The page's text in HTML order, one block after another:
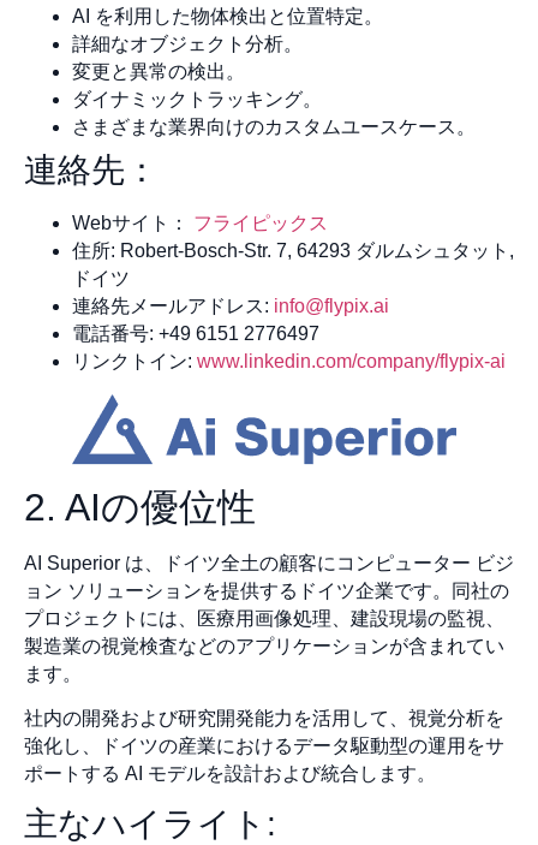
AI を利用した物体検出と位置特定。
詳細なオブジェクト分析。
変更と異常の検出。
ダイナミックトラッキング。
さまざまな業界向けのカスタムユースケース。
連絡先：
Webサイト： フライピックス
住所: Robert-Bosch-Str. 7, 64293 ダルムシュタット,
ドイツ
連絡先メールアドレス: info@flypix.ai
電話番号: +49 6151 2776497
リンクトイン: www.linkedin.com/company/flypix-ai
2. AIの優位性
AI Superior は、ドイツ全土の顧客にコンピューター ビジ
ョン ソリューションを提供するドイツ企業です。同社の
プロジェクトには、医療用画像処理、建設現場の監視、
製造業の視覚検査などのアプリケーションが含まれてい
ます。
社内の開発および研究開発能力を活用して、視覚分析を
強化し、ドイツの産業におけるデータ駆動型の運用をサ
ポートする AI モデルを設計および統合します。
主なハイライト: